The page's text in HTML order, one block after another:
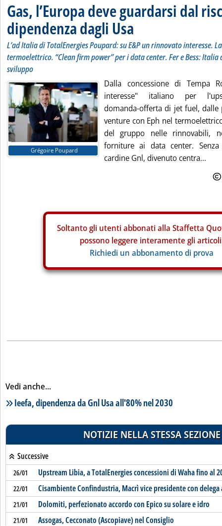
Gas, l’Europa deve guardarsi dal
dipendenza dagli Usa
L’ad Italia di TotalEnergies Poupard: su E&P un rinnovato interesse.
termoelettrico. “Clean firm power” per i data center. Fer e Bess:
sviluppo
Grégoire Poupard
Dalla concessione di Tempa
interesse" italiano per
domanda-offerta di jet fuel,
venture con Eph nel
del gruppo nelle rinnovabili,
forniture ai data center.
cardine Gnl, divenuto centra...
Soltanto gli utenti abbonati alla Staffetta
possono leggere interamente gli
Richiedi un abbonamento di prova
Vedi anche...
Lista notizie correlate
Ieefa, dipendenza da Gnl Usa all'80% nel 2030
NOTIZIE NELLA STESSA SEZIONE
Successive
26/01 Upstream Libia, a TotalEnergies concessioni di Waha fino al
22/01 Cisambiente Confindustria, Macrì vice presidente con delega
21/01 Dolomiti, perfezionato accordo con Epico su solare e idro
21/01 Assogas, Cecconato (Ascopiave) nel Consiglio